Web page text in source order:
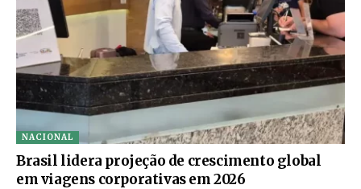
NACIONAL
Brasil lidera projeção de crescimento global
em viagens corporativas em 2026